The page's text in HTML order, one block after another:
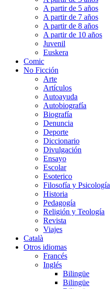
A partir de 5 años
A partir de 7 años
A partir de 8 años
A partir de 10 años
Juvenil
Euskera
Comic
No Ficción
Arte
Artículos
Autoayuda
Autobiografía
Biografía
Denuncia
Deporte
Diccionario
Divulgación
Ensayo
Escolar
Esoterico
Filosofía y Psicología
Historia
Pedagogía
Religión y Teología
Revista
Viajes
Català
Otros idiomas
Francés
Inglés
Bilingüe
Bilingüe